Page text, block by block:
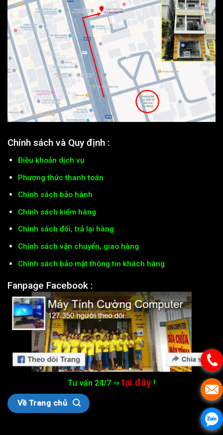
Chính sách và Quy định :
Điều khoản dịch vụ
Phương thức thanh toán
Chính sách bảo hành
Chính sách kiểm hàng
Chính sách đổi, trả lại hàng
Chính sách vận chuyển, giao hàng
Chính sách bảo mật thông tin khách hàng
Fanpage Facebook :
Tư vấn 24/7 ⇒ tại đây !
Về Trang chủ